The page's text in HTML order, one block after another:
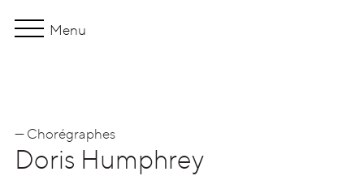
Menu
Origines
— Chorégraphes
Doris Humphrey